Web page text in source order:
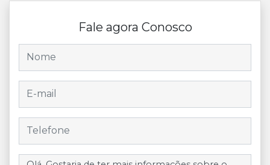
Fale agora Conosco